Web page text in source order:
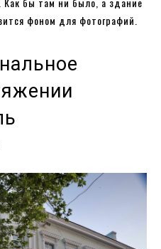
фоном для фотографий.